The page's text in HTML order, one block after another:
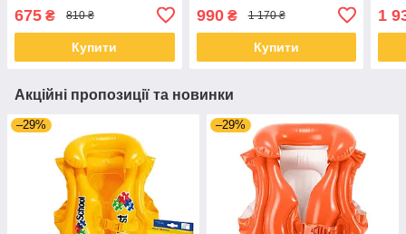
навантаження до 100 кг
675 ₴ 810 ₴
Купити
990₴ 1 170 ₴
Купити
1
Акційні пропозиції та новинки
–29% –29%